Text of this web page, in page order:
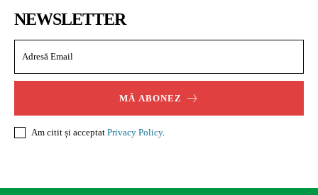
NEWSLETTER
MĂ ABONEZ
Am citit și acceptat Privacy Policy.